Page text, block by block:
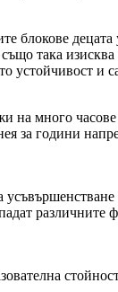
блокове
така
устойчивост и
на много
за години